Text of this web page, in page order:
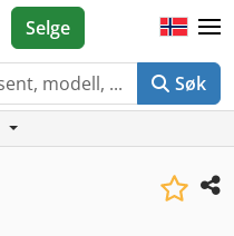
Søk
Selge